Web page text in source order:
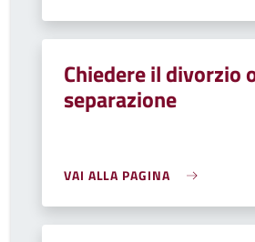
Chiedere il divorzio
separazione
VAI ALLA PAGINA